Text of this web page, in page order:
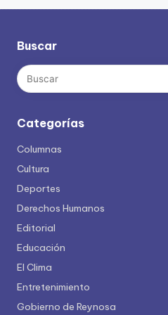
de
entradas
Buscar
Categorías
Columnas
Cultura
Deportes
Derechos Humanos
Editorial
Educación
El Clima
Entretenimiento
Gobierno de Reynosa